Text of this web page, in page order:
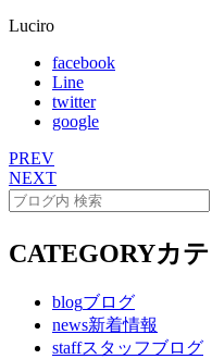
Luciro
facebook
Line
twitter
google
PREV
NEXT
CATEGORYカ
blogブログ
news新着情報
staffスタッフブログ